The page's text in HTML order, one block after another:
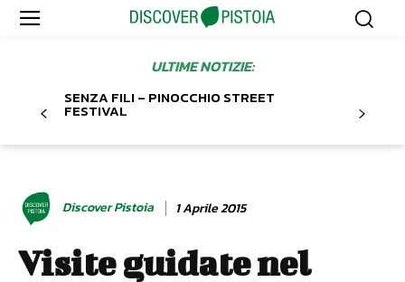
ULTIME NOTIZIE:
SENZA FILI – PINOCCHIO STREET
FESTIVAL
Discover Pistoia 1 Aprile 2015
Visite guidate nel